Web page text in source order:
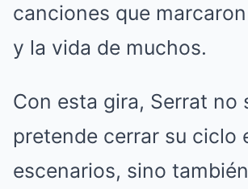
canciones que
y la vida de muchos.
Con esta gira, Serrat no
pretende cerrar su ciclo
escenarios, sino también